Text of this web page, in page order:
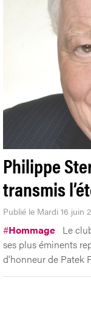
Philippe
transmis
Publié le Mardi 16 juin
#Hommage Le
ses plus éminents
d’honneur de Patek